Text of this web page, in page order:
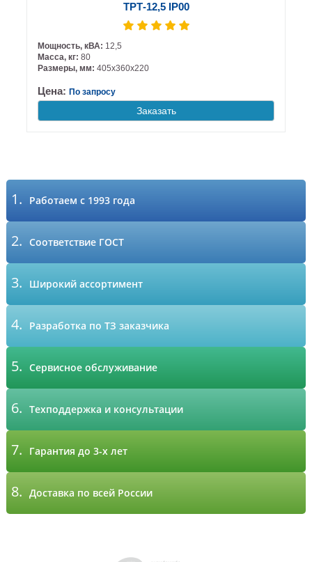
ТРТ-12,5 IP00
Мощность, кВА: 12,5
Масса, кг: 80
Размеры, мм: 405х360х220
Цена: По запросу
Заказать
1. Работаем с 1993 года
2. Соответствие ГОСТ
3. Широкий ассортимент
4. Разработка по ТЗ заказчика
5. Сервисное обслуживание
6. Техподдержка и консультации
7. Гарантия до 3-х лет
8. Доставка по всей России